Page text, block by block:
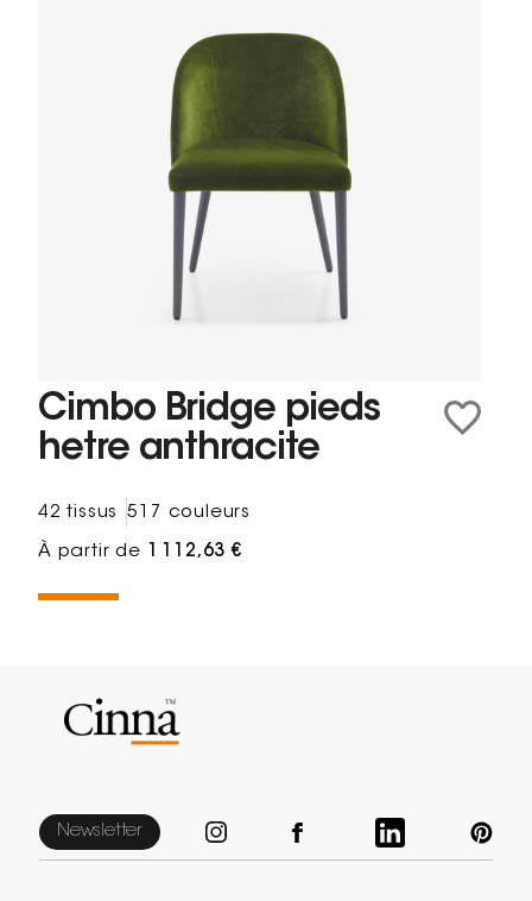
Cimbo Bridge pieds
hetre anthracite
42 tissus 517 couleurs
À partir de 1 112,63 €
Newsletter